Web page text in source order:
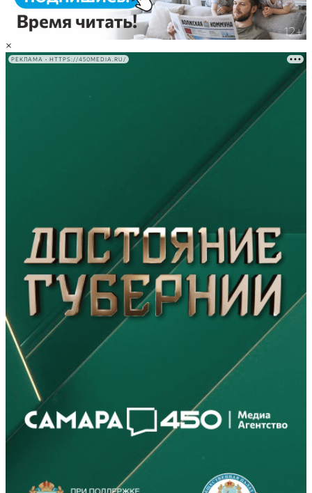
×
РЕКЛАМА • HTTPS://450MEDIA.RU/